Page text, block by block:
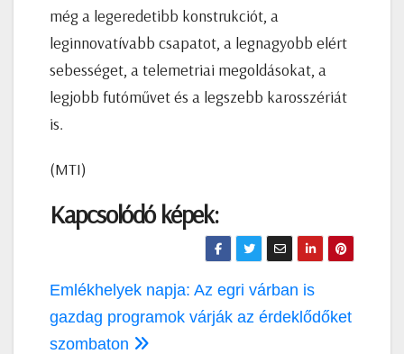
még a legeredetibb konstrukciót, a
leginnovatívabb csapatot, a legnagyobb elért
sebességet, a telemetriai megoldásokat, a
legjobb futóművet és a legszebb karosszériát
is.
(MTI)
Kapcsolódó képek:
Bejegyzés
navigáció
Emlékhelyek napja: Az egri várban is
gazdag programok várják az érdeklődőket
szombaton